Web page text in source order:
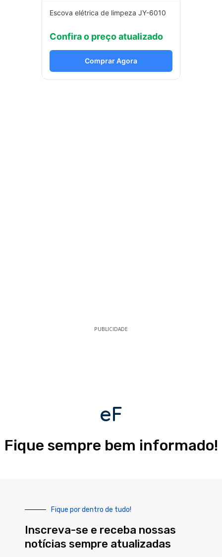
Escova elétrica de limpeza JY-6010
Confira o preço atualizado
Comprar Agora
PUBLICIDADE
eF
Fique sempre bem informado!
Fique por dentro de tudo!
Inscreva-se e receba nossas
notícias sempre atualizadas